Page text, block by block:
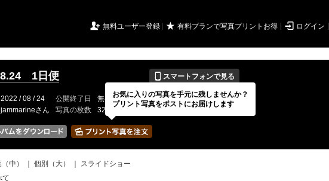
 無料ユーザー登録 ★ 有料プランで写真プリントお得  ログイン
1日便 📱 スマートフォンで見る
2022 / 08 / 24 公開終了日 無期限 イベントの期間
---
jammarineさん 写真の枚数 320 / 2000枚
中） 個別（大）
スライドショー
て
お気に入りの写真を手元に残しませんか？
プリント写真をポストにお届けします